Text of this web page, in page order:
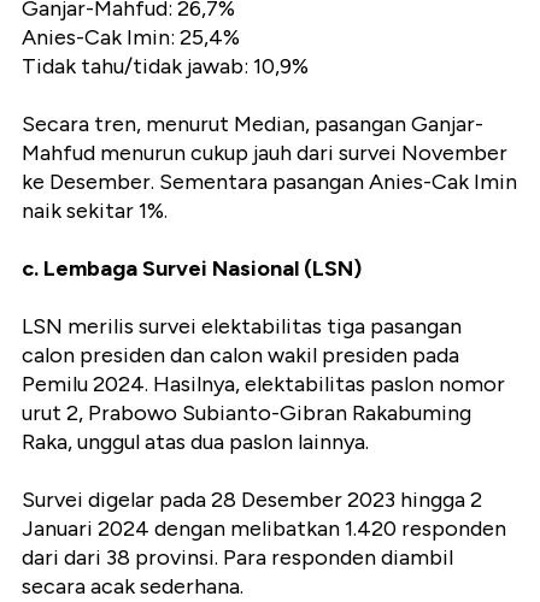
Ganjar-Mahfud: 26,7%
Anies-Cak Imin: 25,4%
Tidak tahu/tidak jawab: 10,9%
Secara tren, menurut Median, pasangan Ganjar-
Mahfud menurun cukup jauh dari survei November
ke Desember. Sementara pasangan Anies-Cak Imin
naik sekitar 1%.
c. Lembaga Survei Nasional (LSN)
LSN merilis survei elektabilitas tiga pasangan
calon presiden dan calon wakil presiden pada
Pemilu 2024. Hasilnya, elektabilitas paslon nomor
urut 2, Prabowo Subianto-Gibran Rakabuming
Raka, unggul atas dua paslon lainnya.
Survei digelar pada 28 Desember 2023 hingga 2
Januari 2024 dengan melibatkan 1.420 responden
dari dari 38 provinsi. Para responden diambil
secara acak sederhana.